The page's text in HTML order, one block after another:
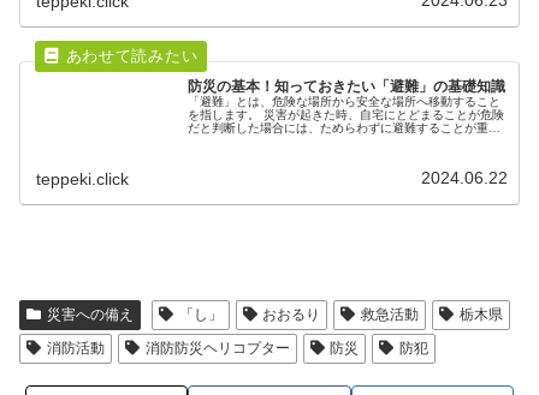
識や技術を習得し、地域に密着した防災体制を築くことが
防災の基本！知っておきたい「避難」の基礎知識
「避難」とは、危険な場所から安全な場所へ移動すること
を指します。 災害が起きた時、自宅にとどまることが危険
だと判断した場合には、ためらわずに避難することが重要
teppeki.click 2024.06.22
災害への備え 「し」 おおるり 救急活動
栃木県
消防活動
消防防災ヘリコプター 防災 防犯